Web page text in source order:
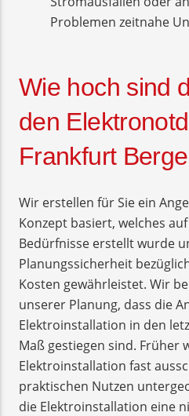
Problemen zeitnahe
Wie hoch sind
den
Frankfurt
Wir erstellen für Sie ein
Konzept basiert, welches
Bedürfnisse erstellt wurde
Planungssicherheit
Kosten gewährleistet. Wir
unserer Planung, dass die
Elektroinstallation in den
Maß gestiegen sind. Früher
Elektroinstallation fast
praktischen Nutzen
die Elektroinstallation eine